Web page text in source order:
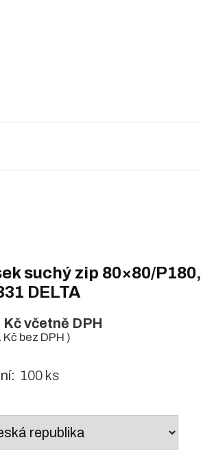
suchý zip 80×80/P180,
DELTA
Kčvčetně DPH
Kč bez DPH )
100 ks